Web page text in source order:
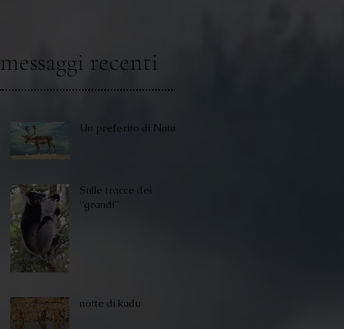
messaggi recenti
Un preferito di Natale
Sulle tracce dei
“grandi”
notte di kudu